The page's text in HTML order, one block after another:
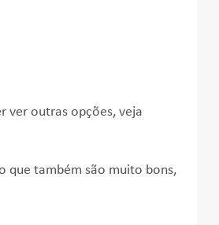
ver outras opções, veja
que também são muito bons,